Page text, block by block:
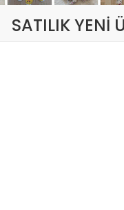
SATILIK YENİ